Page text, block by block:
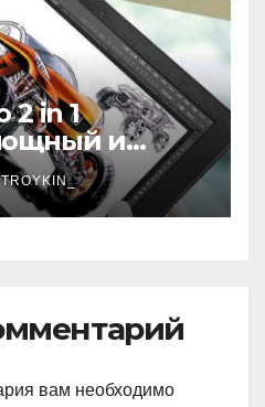
2 in 1
и
вам необходимо